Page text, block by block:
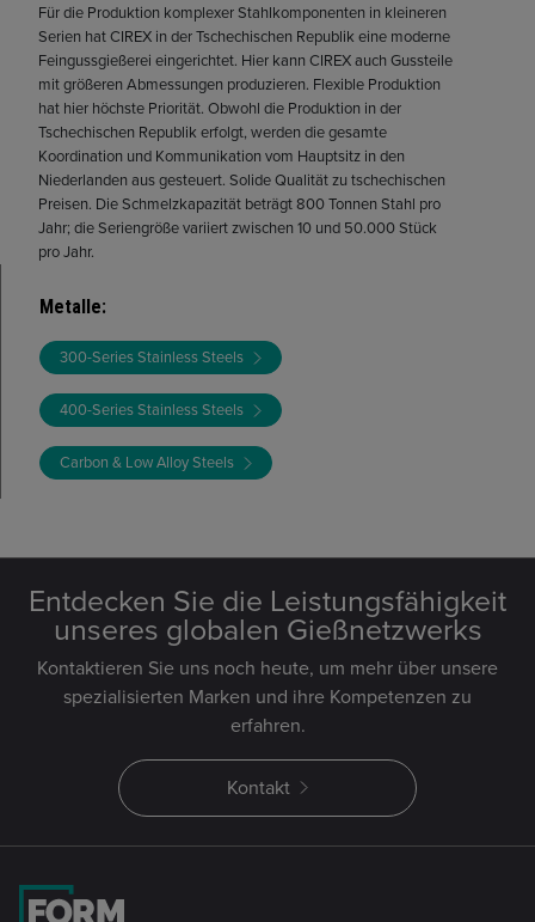
Für die Produktion komplexer Stahlkomponenten in kleineren
Serien hat CIREX in der Tschechischen Republik eine moderne
Feingussgießerei eingerichtet. Hier kann CIREX auch Gussteile
mit größeren Abmessungen produzieren. Flexible Produktion
hat hier höchste Priorität. Obwohl die Produktion in der
Tschechischen Republik erfolgt, werden die gesamte
Koordination und Kommunikation vom Hauptsitz in den
Niederlanden aus gesteuert. Solide Qualität zu tschechischen
Preisen. Die Schmelzkapazität beträgt 800 Tonnen Stahl pro
Jahr; die Seriengröße variiert zwischen 10 und 50.000 Stück
pro Jahr.
Metalle:
300-Series Stainless Steels
400-Series Stainless Steels
Carbon & Low Alloy Steels
Entdecken Sie die Leistungsfähigkeit
unseres globalen Gießnetzwerks
Kontaktieren Sie uns noch heute, um mehr über unsere
spezialisierten Marken und ihre Kompetenzen zu
erfahren.
Kontakt